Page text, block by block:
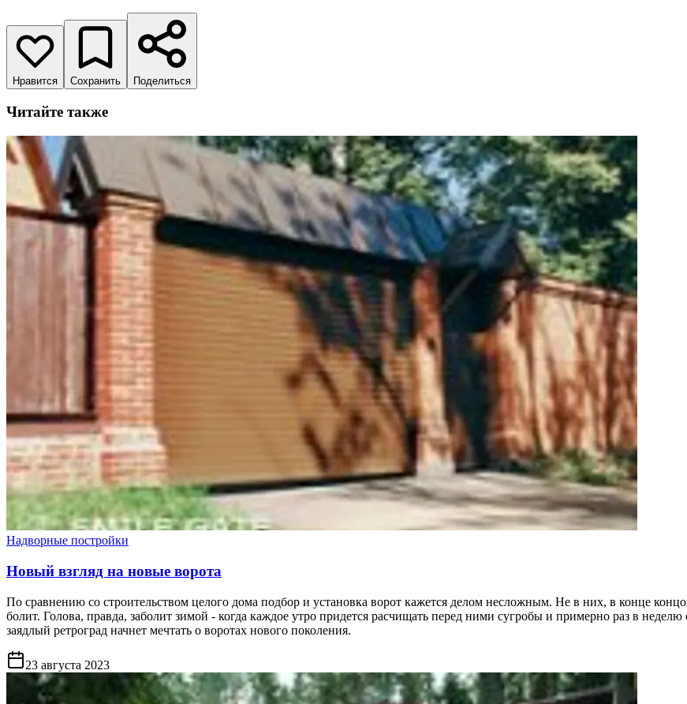
Нравится Сохранить Поделиться
Читайте также
Надворные постройки
Новый взгляд на новые ворота
По сравнению со строительством целого дома подбор и установка ворот кажется делом несложным. Не в них, в конце
болит. Голова, правда, заболит зимой - когда каждое утро придется расчищать перед ними сугробы и примерно раз в
заядлый ретроград начнет мечтать о воротах нового поколения.
23 августа 2023